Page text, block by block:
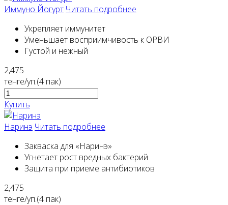
Иммуно Йогурт Читать подробнее
Укрепляет иммунитет
Уменьшает восприимчивость к ОРВИ
Густой и нежный
2,475
тенге/уп.(4 пак)
Купить
Наринэ Читать подробнее
Закваска для «Наринэ»
Угнетает рост вредных бактерий
Защита при приеме антибиотиков
2,475
тенге/уп.(4 пак)